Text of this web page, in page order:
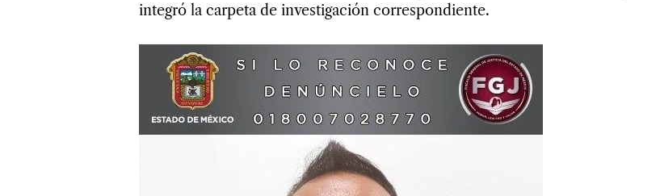
integró la carpeta de investigación correspondiente.